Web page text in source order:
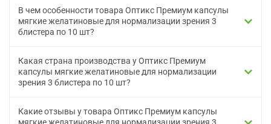
В чем особенности товара Оптикс Премиум капсулы
мягкие желатиновые для нормализации зрения 3
блистера по 10 шт?
Какая страна производства у Оптикс Премиум
капсулы мягкие желатиновые для нормализации
зрения 3 блистера по 10 шт?
Какие отзывы у товара Оптикс Премиум капсулы
мягкие желатиновые для нормализации зрения 3